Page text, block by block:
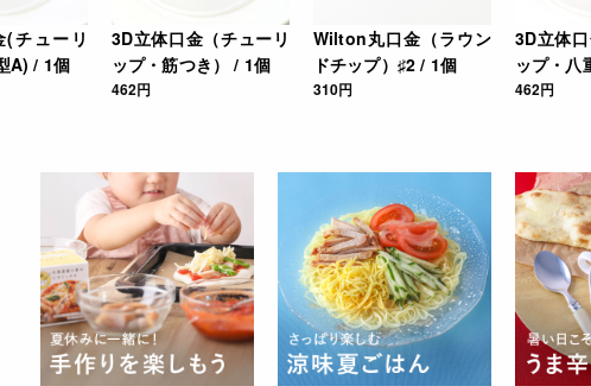
(チューリ
A) / 1個
3D立体口金（チューリ
ップ・筋つき） / 1個
462円
Wilton丸口金（ラウン
ドチップ）♯2 / 1個
310円
3D立体
ップ・八
462円